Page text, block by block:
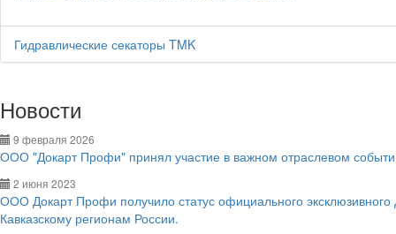
Гидравлические секаторы TMK
Новости
9 февраля 2026
ООО "Докарт Профи" принял участие в важном отраслевом
2 июня 2023
ООО Докарт Профи получило статус официального
Кавказскому регионам России.